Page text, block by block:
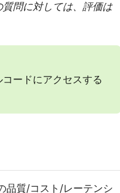
問に対しては、評価は
ードにアクセスする
品質/コスト/レーテンシ